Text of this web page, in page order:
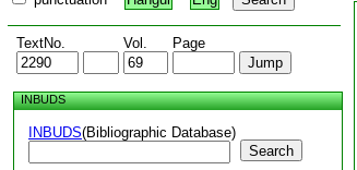
TextNo. Vol. Page
INBUDS
INBUDS(Bibliographic Database)
Search